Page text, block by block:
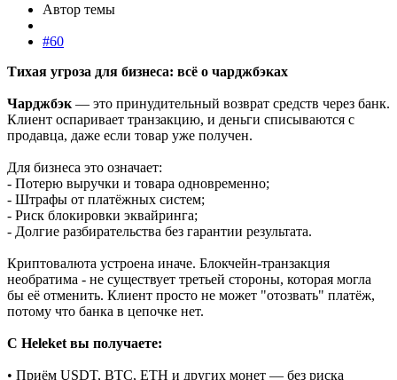
Автор темы
#60
Тихая угроза для бизнеса: всё о чарджбэках
Чарджбэк — это принудительный возврат средств через банк.
Клиент оспаривает транзакцию, и деньги списываются с
продавца, даже если товар уже получен.
Для бизнеса это означает:
- Потерю выручки и товара одновременно;
- Штрафы от платёжных систем;
- Риск блокировки эквайринга;
- Долгие разбирательства без гарантии результата.
Криптовалюта устроена иначе. Блокчейн-транзакция
необратима - не существует третьей стороны, которая могла
бы её отменить. Клиент просто не может "отозвать" платёж,
потому что банка в цепочке нет.
С Heleket вы получаете:
• Приём USDT, BTC, ETH и других монет — без риска